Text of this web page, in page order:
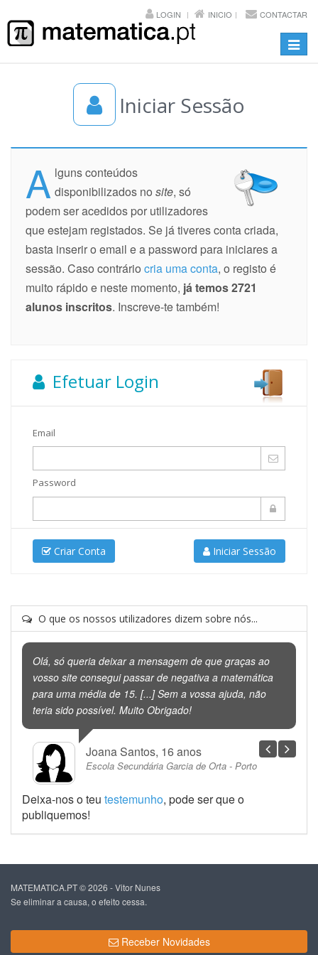
LOGIN INICIO CONTACTAR
Iniciar Sessão
A lguns conteúdos
disponibilizados no site, só
podem ser acedidos por utilizadores
que estejam registados. Se já tiveres conta criada,
basta inserir o email e a password para iniciares a
sessão. Caso contrário cria uma conta, o registo é
muito rápido e neste momento, já temos 2721
alunos inscritos. Inscreve-te também!
Efetuar Login
Email
Password
Criar Conta Iniciar Sessão
O que os nossos utilizadores dizem sobre nós...
Olá, só queria deixar a mensagem de que graças ao
vosso site consegui passar de negativa a matemática
para uma média de 15. [...] Sem a vossa ajuda, não
teria sido possível. Muito Obrigado!
Joana Santos, 16 anos
Escola Secundária Garcia de Orta - Porto
Deixa-nos o teu testemunho, pode ser que o
publiquemos!
MATEMATICA.PT © 2026 - Vitor Nunes
Se eliminar a causa, o efeito cessa.
Receber Novidades